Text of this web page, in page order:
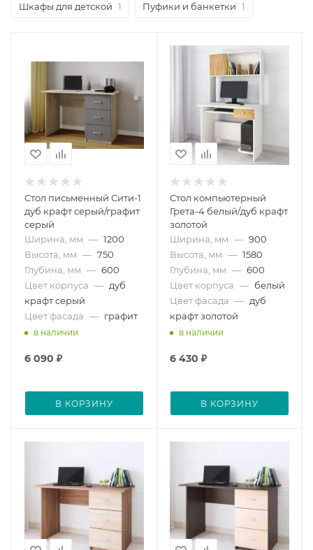
Шкафы для детской 1 Пуфики и банкетки 1
Стол письменный Сити-1
дуб крафт серый/графит
серый
Ширина, мм — 1200
Высота, мм — 750
Глубина, мм — 600
Цвет корпуса — дуб
крафт серый
Цвет фасада — графит
в наличии
6 090 ₽
В КОРЗИНУ
Стол компьютерный
Грета-4 белый/дуб крафт
золотой
Ширина, мм — 900
Высота, мм — 1580
Глубина, мм — 600
Цвет корпуса — белый
Цвет фасада — дуб
крафт золотой
в наличии
6 430 ₽
В КОРЗИНУ